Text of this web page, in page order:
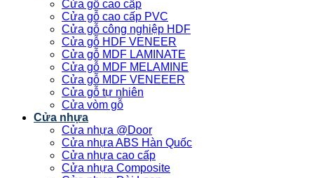
Cửa gỗ cao cấp
Cửa gỗ cao cấp PVC
Cửa gỗ công nghiệp HDF
Cửa gỗ HDF VENEER
Cửa gỗ MDF LAMINATE
Cửa gỗ MDF MELAMINE
Cửa gỗ MDF VENEEER
Cửa gỗ tự nhiên
Cửa vòm gỗ
Cửa nhựa
Cửa nhựa @Door
Cửa nhựa ABS Hàn Quốc
Cửa nhựa cao cấp
Cửa nhựa Composite